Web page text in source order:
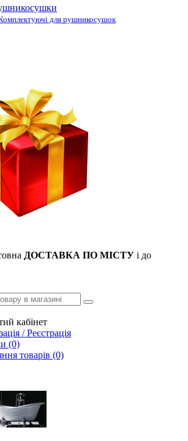
для рушникосушок
ДОСТАВКА ПО МІСТУ і до
кабінет
/ Реєстрація
(0)
товарів (0)